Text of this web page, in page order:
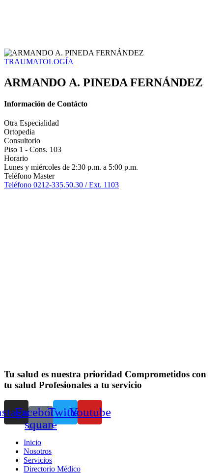
TRAUMATOLOGÍA
ARMANDO A. PINEDA FERNÁNDEZ
Información de Contácto
Otra Especialidad
Ortopedia
Consultorio
Piso 1 - Cons. 103
Horario
Lunes y miércoles de 2:30 p.m. a 5:00 p.m.
Teléfono Master
Teléfono 0212-335.50.30 / Ext. 1103
Tu salud es nuestra prioridad Comprometidos con
tu salud Profesionales a tu servicio
Facebook-
square
TwitterYoutube
Inicio
Nosotros
Servicios
Directorio Médico